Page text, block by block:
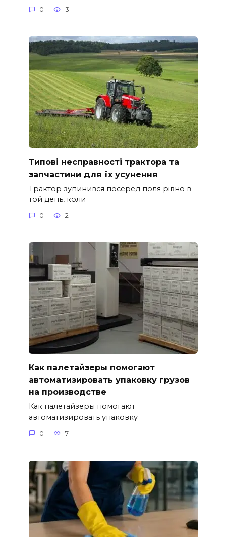
0 3
Типові несправності трактора та
запчастини для їх усунення
Трактор зупинився посеред поля рівно в
той день, коли
0 2
Как палетайзеры помогают
автоматизировать упаковку грузов
на производстве
Как палетайзеры помогают
автоматизировать упаковку
0 7